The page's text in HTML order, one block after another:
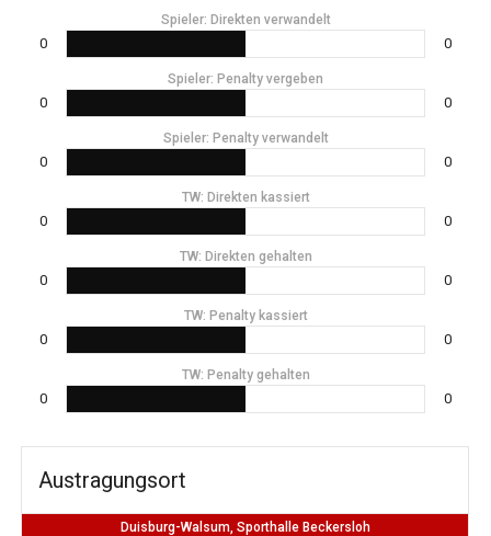
Spieler: Direkten verwandelt
0 0
Spieler: Penalty vergeben
0 0
Spieler: Penalty verwandelt
0 0
TW: Direkten kassiert
0 0
TW: Direkten gehalten
0 0
TW: Penalty kassiert
0 0
TW: Penalty gehalten
0 0
Austragungsort
Duisburg-Walsum, Sporthalle Beckersloh